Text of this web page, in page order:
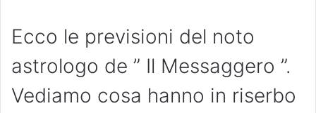
Ecco le previsioni del noto
astrologo de ” Il Messaggero ”.
Vediamo cosa hanno in riserbo